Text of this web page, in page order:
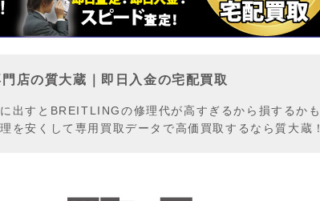
店の質大蔵｜即日入金の宅配買取
出すとBREITLINGの修理代が高すぎるから損するか
を安くして専用買取データで高価買取するなら質大蔵